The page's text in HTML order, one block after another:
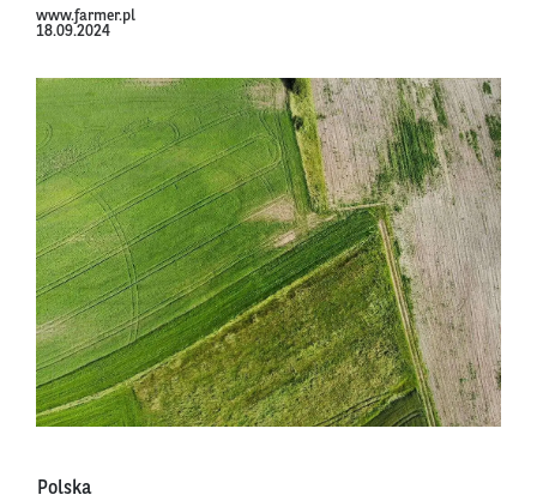
www.farmer.pl
18.09.2024
Polska